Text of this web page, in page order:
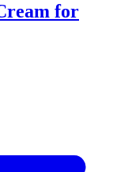
for